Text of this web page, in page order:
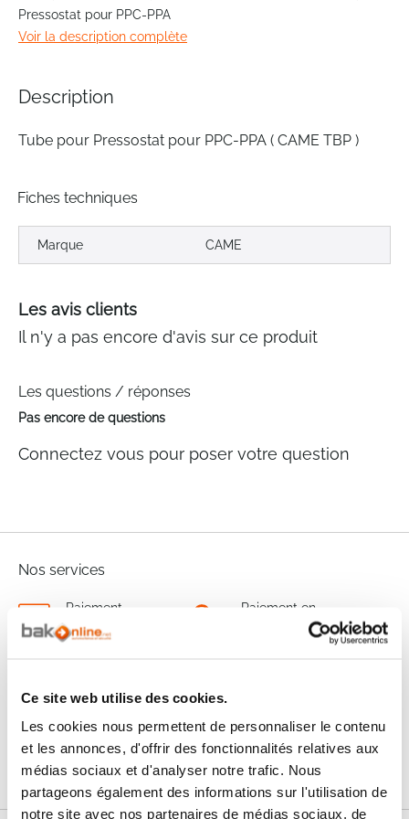
Ce site web utilise des cookies.
Les cookies nous permettent de personnaliser le contenu
et les annonces, d'offrir des fonctionnalités relatives aux
médias sociaux et d'analyser notre trafic. Nous
partageons également des informations sur l'utilisation de
notre site avec nos partenaires de médias sociaux, de
the
of
gallery
Pressostat pour PPC-PPA
Voir la description complète
Description
Tube pour Pressostat pour PPC-PPA ( CAME TBP )
Fiches techniques
Marque CAME
Les avis clients
Il n'y a pas encore d'avis sur ce produit
Les questions / réponses
Pas encore de questions
Connectez vous pour poser votre question
Nos services
Paiement
100% sécurisé
Paiement en
3x sans frais
24/72H
Garanties